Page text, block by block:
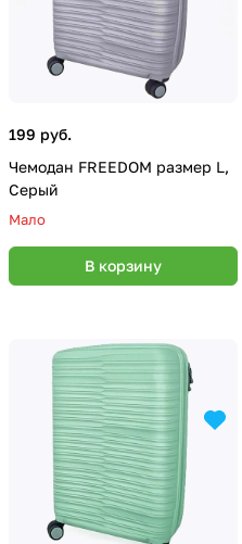
199 руб.
Чемодан FREEDOM размер L,
Серый
Мало
В корзину